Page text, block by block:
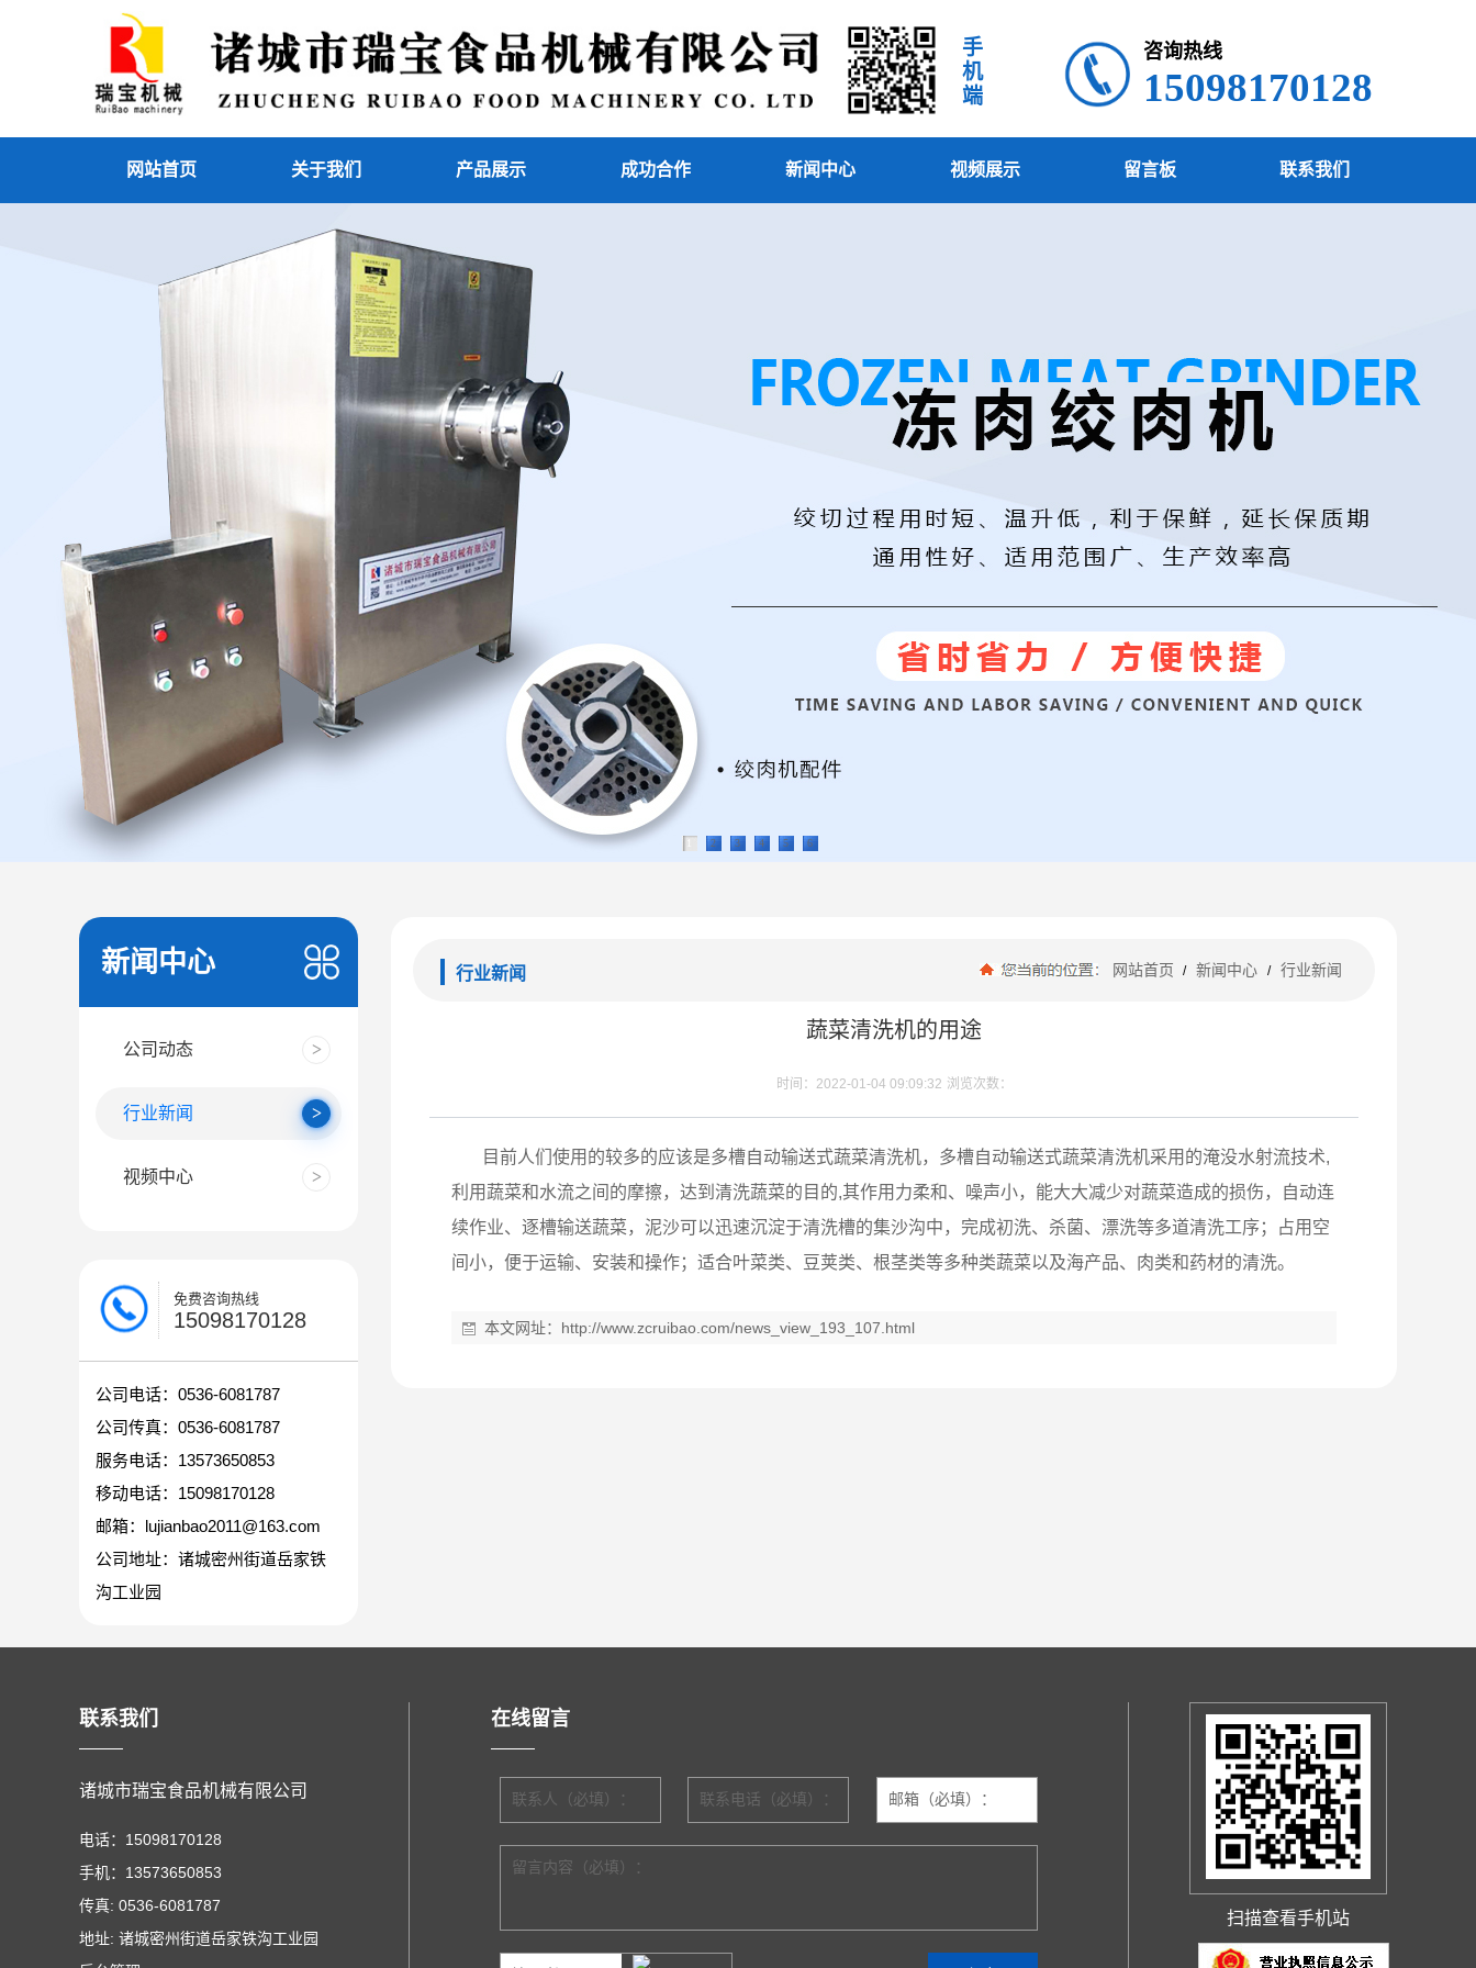
手机端 咨询热线
15098170128
网站首页 关于我们 产品展示 成功合作 新闻中心 视频展示 留言板 联系我们
2 3 4 5 6
新闻中心
公司动态
行业新闻
视频中心
免费咨询热线
15098170128
公司电话：0536-6081787
公司传真：0536-6081787
服务电话：13573650853
移动电话：15098170128
邮箱：lujianbao2011@163.com
公司地址：诸城密州街道岳家铁
沟工业园
行业新闻 网站首页 / 新闻中心 / 行业新闻
蔬菜清洗机的用途
时间：2022-01-04 09:09:32 浏览次数：
目前人们使用的较多的应该是多槽自动输送式蔬菜清洗机，多槽自动输送式蔬菜清洗机采用的淹没水射流技术,
利用蔬菜和水流之间的摩擦，达到清洗蔬菜的目的,其作用力柔和、噪声小，能大大减少对蔬菜造成的损伤，自动连
续作业、逐槽输送蔬菜，泥沙可以迅速沉淀于清洗槽的集沙沟中，完成初洗、杀菌、漂洗等多道清洗工序；占用空
间小，便于运输、安装和操作；适合叶菜类、豆荚类、根茎类等多种类蔬菜以及海产品、肉类和药材的清洗。
本文网址： http://www.zcruibao.com/news_view_193_107.html
联系我们
诸城市瑞宝食品机械有限公司
电话：15098170128
手机：13573650853
传真: 0536-6081787
地址: 诸城密州街道岳家铁沟工业园
在线留言
联系人（必填）： 联系电话（必填）： 邮箱（必填）：
留言内容（必填）：
扫描查看手机站